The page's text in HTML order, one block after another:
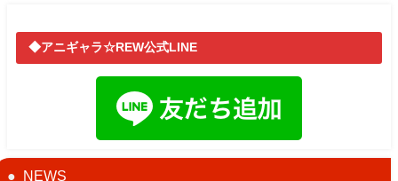
◆アニギャラ☆REW公式LINE
NEWS